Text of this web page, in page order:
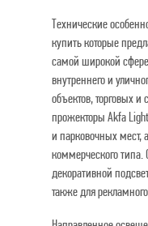
Технические
купить которые
самой широкой
внутреннего и
объектов, торговых
прожекторы Akfa
и парковочных мест,
коммерческого типа.
декоративной
также для